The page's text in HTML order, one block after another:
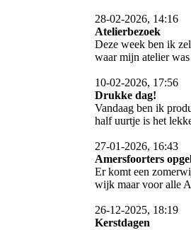
28-02-2026, 14:16
Atelierbezoek
Deze week ben ik
waar mijn atelier
10-02-2026, 17:56
Drukke dag!
Vandaag ben ik
half uurtje is het
27-01-2026, 16:43
Amersfoorters
Er komt een
wijk maar voor alle
26-12-2025, 18:19
Kerstdagen